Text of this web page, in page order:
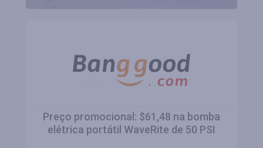
Preço promocional: $61,48 na bomba
elétrica portátil WaveRite de 50 PSI